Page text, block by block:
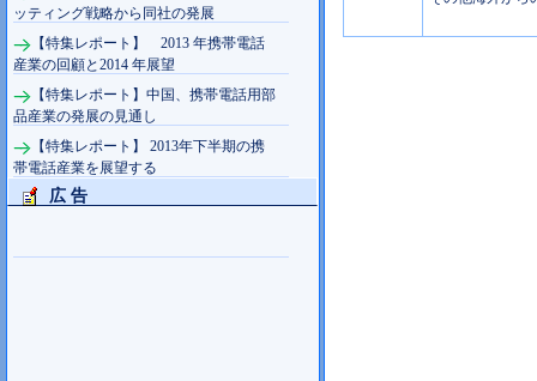
ッティング戦略から同社の発展
【特集レポート】 2013 年携帯電話
産業の回顧と2014 年展望
【特集レポート】中国、携帯電話用部
品産業の発展の見通し
【特集レポート】 2013年下半期の携
帯電話産業を展望する
広 告